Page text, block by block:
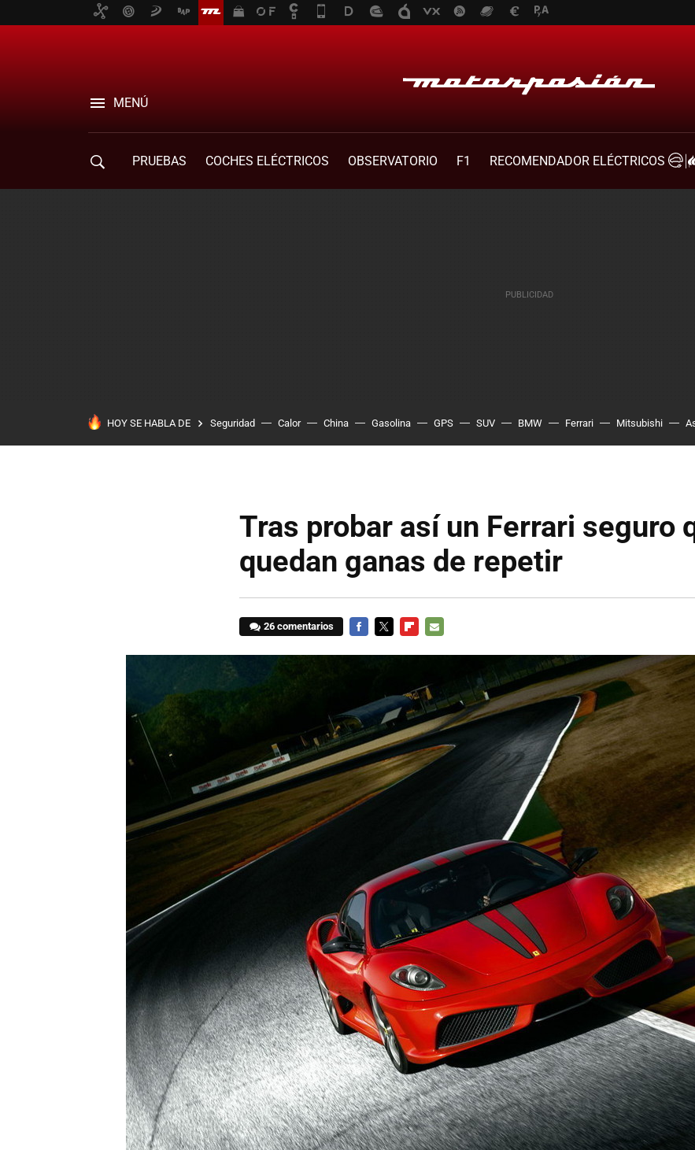
MENÚ
PRUEBAS COCHES ELÉCTRICOS OBSERVATORIO F1
RECOMENDADOR ELÉCTRICOS
HOY SE HABLA DE Seguridad Calor China Gasolina GPS SUV BMW Ferrari Mitsubishi
Tras probar así un Ferrari seguro
quedan ganas de repetir
26 comentarios